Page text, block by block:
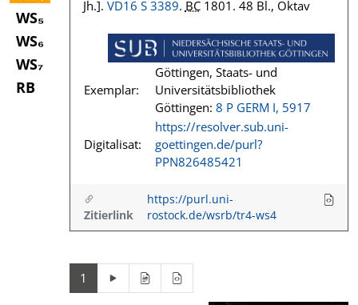
WS₅
WS₆
WS₇
RB
Jh.]. VD16 S 3389. BC1801. 48 Bl., Oktav
Exemplar:
Göttingen, Staats- und
Universitätsbibliothek
Göttingen: 8 P GERM I, 5917
Digitalisat:
https://resolver.sub.uni-
goettingen.de/purl?
PPN826485421
Zitierlink
https://purl.uni-
rostock.de/wsrb/tr4-ws4
1